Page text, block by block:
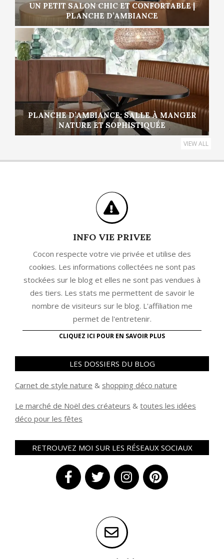
UN PETIT SALON CHIC ET CONFORTABLE |
PLANCHE D’AMBIANCE
PLANCHE D’AMBIANCE: SALLE À MANGER
NATURE ET SOPHISTIQUÉE
VIEW ALL
INFO VIE PRIVEE
Cocon respecte votre vie privée et utilise des
cookies. Les informations collectées ne sont pas
stockées sur le blog et elles ne sont pas vendues à
des tiers. Les stats me permettent de savoir le
nombre de visiteurs sur le blog. L'affiliation me
permet de l'entretenir.
CLIQUEZ ICI POUR EN SAVOIR PLUS
LES DOSSIERS DU BLOG
Carnet de style nature & shopping déco nature
Le marché de Noël des créateurs & toutes les idées
déco pour les fêtes
RETROUVEZ MOI SUR LES RÉSEAUX SOCIAUX